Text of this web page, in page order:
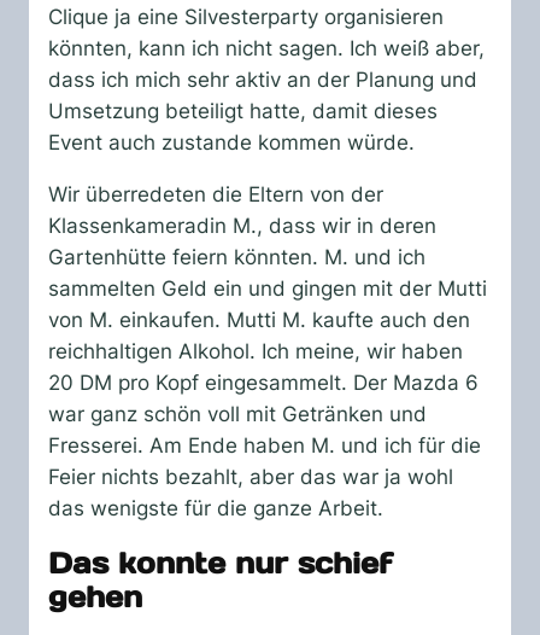
Clique ja eine Silvesterparty organisieren
könnten, kann ich nicht sagen. Ich weiß aber,
dass ich mich sehr aktiv an der Planung und
Umsetzung beteiligt hatte, damit dieses
Event auch zustande kommen würde.
Wir überredeten die Eltern von der
Klassenkameradin M., dass wir in deren
Gartenhütte feiern könnten. M. und ich
sammelten Geld ein und gingen mit der Mutti
von M. einkaufen. Mutti M. kaufte auch den
reichhaltigen Alkohol. Ich meine, wir haben
20 DM pro Kopf eingesammelt. Der Mazda 6
war ganz schön voll mit Getränken und
Fresserei. Am Ende haben M. und ich für die
Feier nichts bezahlt, aber das war ja wohl
das wenigste für die ganze Arbeit.
Das konnte nur schief
gehen